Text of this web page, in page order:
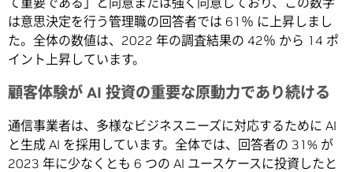
は意思決定を行う管理職の回答者では 61％ に上昇しまし
た。全体の数値は、2022 年の調査結果の 42％ から 14 ポ
イント上昇しています。
顧客体験が AI 投資の重要な原動力であり続ける
通信事業者は、多様なビジネスニーズに対応するために AI
と生成 AI を採用しています。全体では、回答者の 31% が
2023 年に少なくとも 6 つの AI ユースケースに投資したと